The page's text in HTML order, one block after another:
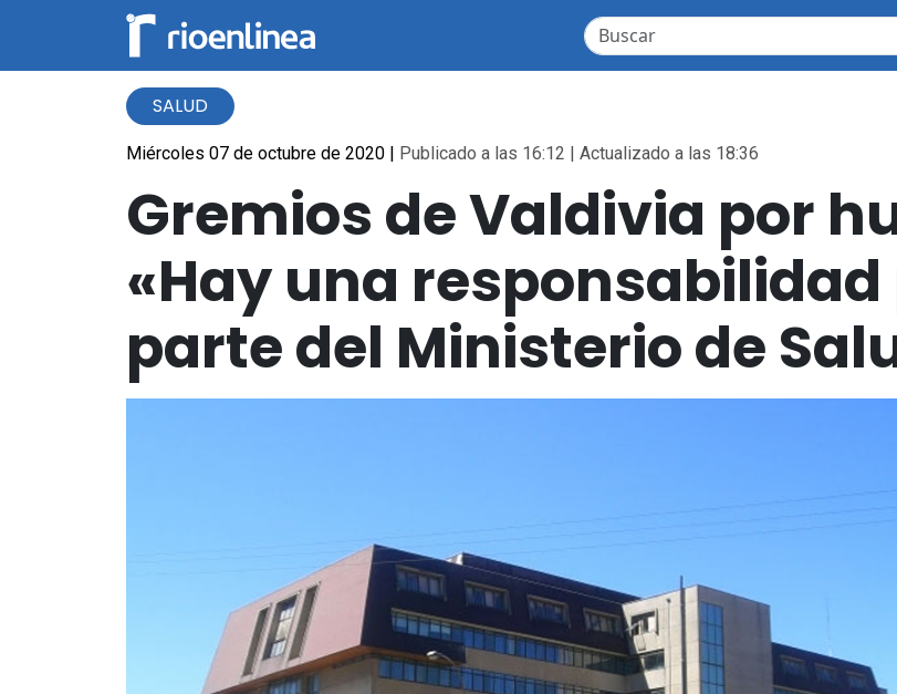
SALUD
Miércoles 07 de octubre de 2020 | Publicado a las 16:12 | Actualizado a las 18:36
Gremios de Valdivia por
«Hay una
parte del Ministerio de